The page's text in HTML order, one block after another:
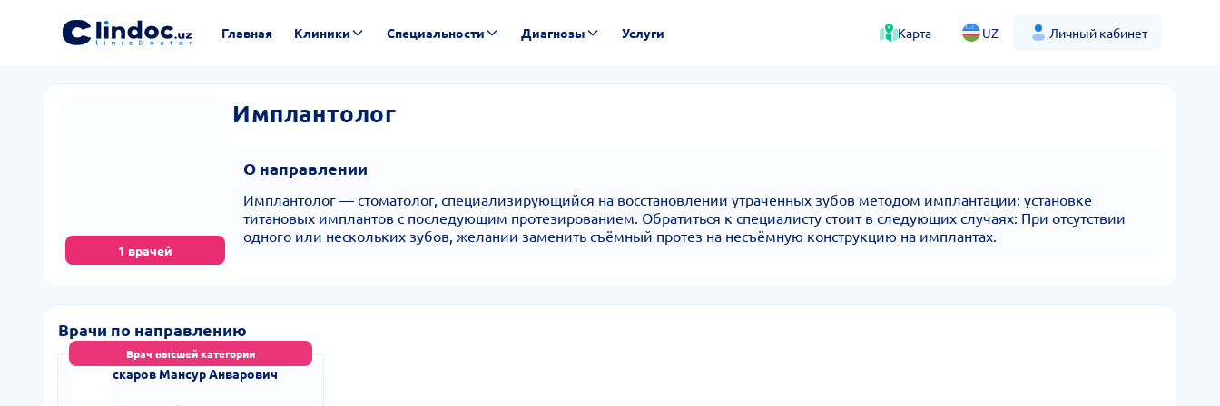
Главная Клиники Специальности Диагнозы Услуги Карта UZ Личный кабинет
1 врачей
Имплантолог
О направлении
Имплантолог — стоматолог, специализирующийся на восстановлении утраченных зубов методом имплантации: установке
титановых имплантов с последующим протезированием. Обратиться к специалисту стоит в следующих случаях: При отсутствии
одного или нескольких зубов, желании заменить съёмный протез на несъёмную конструкцию на имплантах.
Врачи по направлению
Врач высшей категории
Аскаров Мансур Анварович